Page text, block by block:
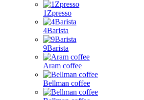
1Zpresso
4Barista
9Barista
Aram coffee
Bellman coffee